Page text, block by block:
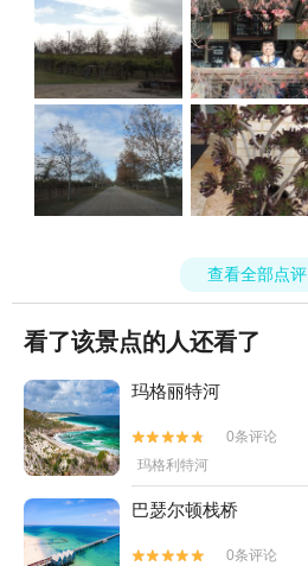
查看全部点评
看了该景点的人还看了
玛格丽特河


0条评论
玛格利特河
巴瑟尔顿栈桥


0条评论